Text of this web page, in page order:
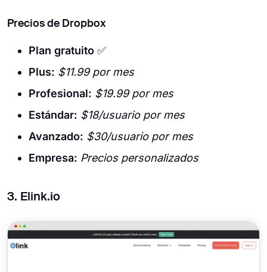
Precios de Dropbox
Plan gratuito ✅
Plus: $11.99 por mes
Profesional: $19.99 por mes
Estándar: $18/usuario por mes
Avanzado: $30/usuario por mes
Empresa: Precios personalizados
3. Elink.io